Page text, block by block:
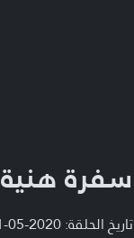
سفرة هنية 2020
تاريخ الحلقة: 2020-05-21